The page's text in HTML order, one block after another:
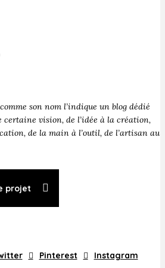
son nom l’indique un blog dédié
vision, de l’idée à la création,
de la main à l’outil, de l’artisan au
projet
Pinterest Instagram